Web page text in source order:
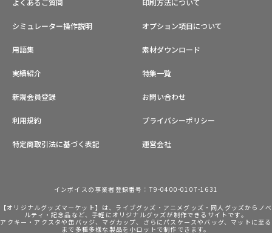
よくあるご質問 印刷方法について
シミュレーター操作説明 オプション項目について
用語集 素材ダウンロード
実績紹介 特集一覧
新規会員登録 お問い合わせ
利用規約 プライバシーポリシー
特定商取引法に基づく表記 運営会社
インボイスの事業者登録番号：T9-0400-0107-1631
【オリジナルグッズマーケット】は、ライブグッズ・アニメグッズ・同人グッズからノベ
ルティ・記念品など、手軽にオリジナルグッズが制作できるサイトです。
アクキー・アクスタや缶バッジ、マグカップ、さらにパスケースやバッグ、マットに至る
まで多種多様な製品を小ロットで制作できます。